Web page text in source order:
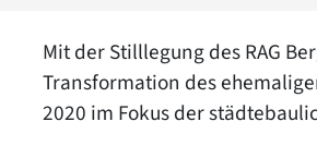
Mit der Stilllegung des RAG
Transformation des
2020 im Fokus der